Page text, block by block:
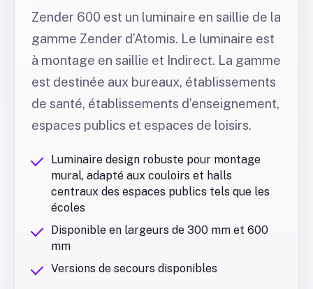
Zender 600 est un luminaire en saillie de la
gamme Zender d’Atomis. Le luminaire est
à montage en saillie et Indirect. La gamme
est destinée aux bureaux, établissements
de santé, établissements d’enseignement,
espaces publics et espaces de loisirs.
Luminaire design robuste pour montage
mural, adapté aux couloirs et halls
centraux des espaces publics tels que les
écoles
Disponible en largeurs de 300 mm et 600
mm
Versions de secours disponibles